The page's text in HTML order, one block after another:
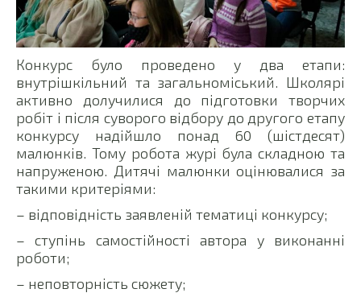
Конкурс було проведено у два етапи:
внутрішкільний та загальноміський. Школярі
активно долучилися до підготовки творчих
робіт і після суворого відбору до другого етапу
конкурсу надійшло понад 60 (шістдесят)
малюнків. Тому робота журі була складною та
напруженою. Дитячі малюнки оцінювалися за
такими критеріями:
– відповідність заявленій тематиці конкурсу;
– ступінь самостійності автора у виконанні
роботи;
– неповторність сюжету;